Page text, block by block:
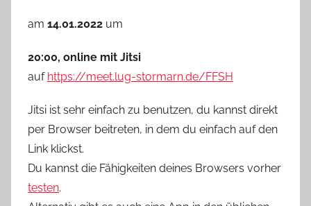
am 14.01.2022 um
20:00, online mit Jitsi
auf https://meet.lug-stormarn.de/FFSH
Jitsi ist sehr einfach zu benutzen, du kannst direkt
per Browser beitreten, in dem du einfach auf den
Link klickst.
Du kannst die Fähigkeiten deines Browsers vorher
testen.